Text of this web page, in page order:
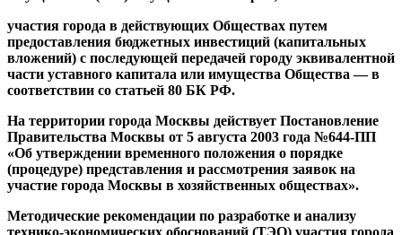
участия города в действующих Обществах путем
предоставления бюджетных инвестиций (капитальных
вложений) с последующей передачей городу эквивалентной
части уставного капитала или имущества Общества — в
соответствии со статьей 80 БК РФ.
На территории города Москвы действует Постановление
Правительства Москвы от 5 августа 2003 года №644-ПП
«Об утверждении временного положения о порядке
(процедуре) представления и рассмотрения заявок на
участие города Москвы в хозяйственных обществах».
Методические рекомендации по разработке и анализу